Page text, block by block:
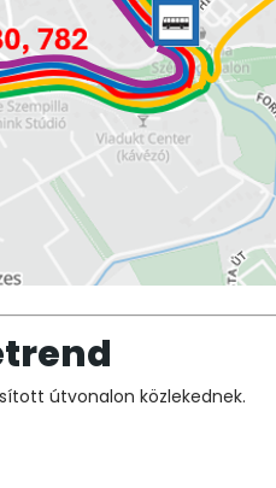
útvonalon közlekednek.